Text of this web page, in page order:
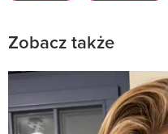
Zobacz także